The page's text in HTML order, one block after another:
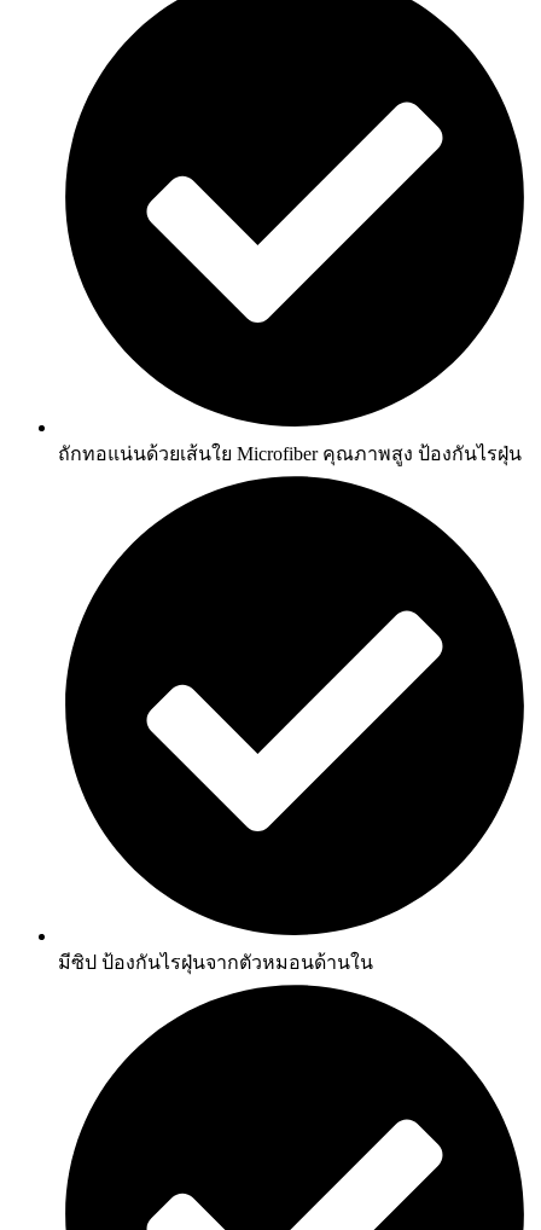
ถักทอแน่นด้วยเส้นใย Microfiber คุณภาพสูง ป้องกันไรฝุ่น
มีซิป ป้องกันไรฝุ่นจากตัวหมอนด้านใน